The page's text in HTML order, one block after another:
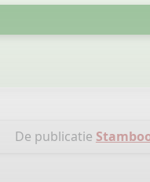
De publicatie